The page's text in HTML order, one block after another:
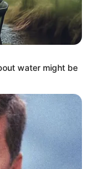
Ini
water might be